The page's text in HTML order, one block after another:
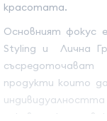
красотата.
Основният фокус
Styling и Лична
съсредоточават
продукти които
лакове за коса и